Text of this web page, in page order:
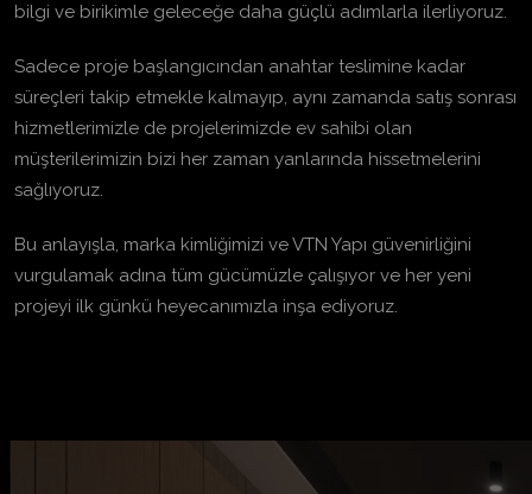
bilgi ve birikimle geleceğe daha güçlü adımlarla ilerliyoruz.
Sadece proje başlangıcından anahtar teslimine kadar
süreçleri takip etmekle kalmayıp, aynı zamanda satış sonrası
hizmetlerimizle de projelerimizde ev sahibi olan
müşterilerimizin bizi her zaman yanlarında hissetmelerini
sağlıyoruz.
Bu anlayışla, marka kimliğimizi ve VTN Yapı güvenirliğini
vurgulamak adına tüm gücümüzle çalışıyor ve her yeni
projeyi ilk günkü heyecanımızla inşa ediyoruz.